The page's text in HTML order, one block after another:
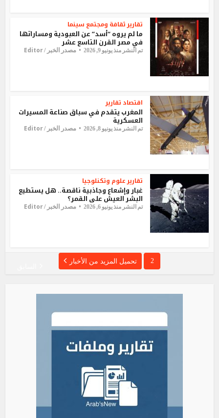
تقاريرثقافة ومجتمع سينما
ما لم يروه “أسد” عن العبودية ومساراتها
في مصر القرن التاسع عشر
تم النشر منذ يونيو 9, 2026 مصدر الخبر /Editor
اقتصاد تقارير
المغرب يتقدم في سباق صناعة المسيرات
العسكرية
تم النشر منذ يونيو 8, 2026 مصدر الخبر /Editor
تقاريرعلوم وتكنلوجيا
غبار وإشعاع وجاذبية ناقصة.. هل يستطيع
البشر العيش على القمر؟
تم النشر منذ يونيو 6, 2026 مصدر الخبر /Editor
2 تحميل المزيد من الأخبار